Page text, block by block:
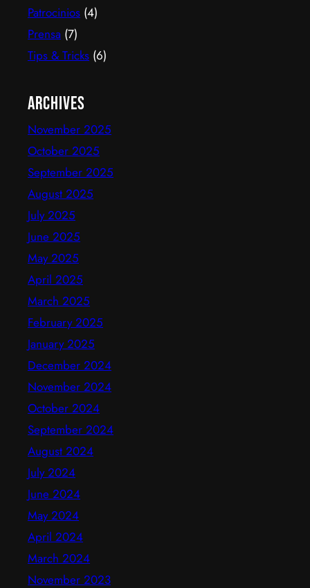
Patrocinios (4)
Prensa (7)
Tips & Tricks (6)
Archives
November 2025
October 2025
September 2025
August 2025
July 2025
June 2025
May 2025
April 2025
March 2025
February 2025
January 2025
December 2024
November 2024
October 2024
September 2024
August 2024
July 2024
June 2024
May 2024
April 2024
March 2024
November 2023